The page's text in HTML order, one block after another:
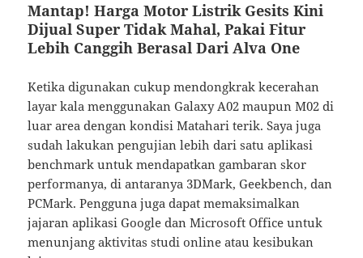
Mantap! Harga Motor Listrik Gesits Kini
Dijual Super Tidak Mahal, Pakai Fitur
Lebih Canggih Berasal Dari Alva One
Ketika digunakan cukup mendongkrak kecerahan
layar kala menggunakan Galaxy A02 maupun M02 di
luar area dengan kondisi Matahari terik. Saya juga
sudah lakukan pengujian lebih dari satu aplikasi
benchmark untuk mendapatkan gambaran skor
performanya, di antaranya 3DMark, Geekbench, dan
PCMark. Pengguna juga dapat memaksimalkan
jajaran aplikasi Google dan Microsoft Office untuk
menunjang aktivitas studi online atau kesibukan